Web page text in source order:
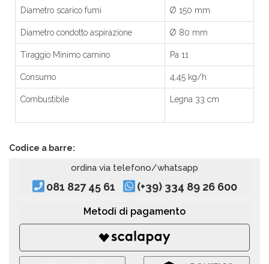
Diametro scarico fumi Ø 150 mm
Diametro condotto aspirazione Ø 80 mm
Tiraggio Minimo camino Pa 11
Consumo 4,45 kg/h
Combustibile Legna 33 cm
Codice a barre:
ordina via telefono/whatsapp
081 827 45 61 (+39) 334 89 26 600
Metodi di pagamento